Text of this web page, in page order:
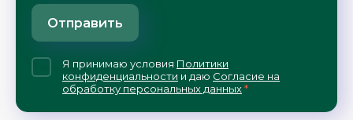
Я принимаю условия Политики
конфиденциальности и даю Согласие на
обработку персональных данных*
Отправить